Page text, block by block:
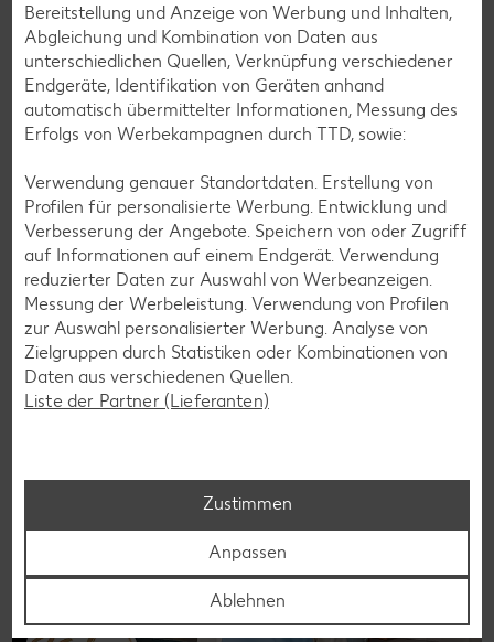
Die Besseresserin
Welche Lebensmittel sind gut für mich? Was genau ist
Paleo und wie ernähre ich mich Low Carb? Diese und viele
weitere Fragen rund um das Thema Ernährung
beantwortet Ernährungsexpertin Dr. Alexa Iwan in ihrer
Kolumne „Die Besseresserin”.
Jetzt entdecken
Bereitstellung und Anzeige von Werbung und Inhalten,
Abgleichung und Kombination von Daten aus
unterschiedlichen Quellen, Verknüpfung verschiedener
Endgeräte, Identifikation von Geräten anhand
automatisch übermittelter Informationen, Messung des
Erfolgs von Werbekampagnen durch TTD, sowie:
Verwendung genauer Standortdaten. Erstellung von
Profilen für personalisierte Werbung. Entwicklung und
Verbesserung der Angebote. Speichern von oder Zugriff
auf Informationen auf einem Endgerät. Verwendung
reduzierter Daten zur Auswahl von Werbeanzeigen.
Messung der Werbeleistung. Verwendung von Profilen
zur Auswahl personalisierter Werbung. Analyse von
Zielgruppen durch Statistiken oder Kombinationen von
Daten aus verschiedenen Quellen.
Liste der Partner (Lieferanten)
Zustimmen
Anpassen
Ablehnen